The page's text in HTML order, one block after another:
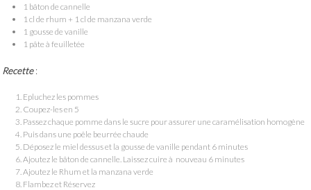
1 bâton de cannelle
1 cl de rhum + 1 cl de manzana verde
1 gousse de vanille
1 pâte à feuilletée
Recette:
Epluchez les pommes
Coupez-les en 5
Passez chaque pomme dans le sucre pour assurer une caramélisation homogène
Puis dans une poêle beurrée chaude
Déposez le miel dessus et la gousse de vanille pendant 6 minutes
Ajoutez le bâton de cannelle. Laissez cuire à nouveau 6 minutes
Ajoutez le Rhum et la manzana verde
Flambez et Réservez